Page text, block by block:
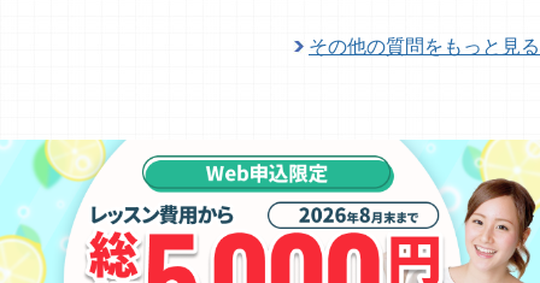
その他の質問をもっと見る